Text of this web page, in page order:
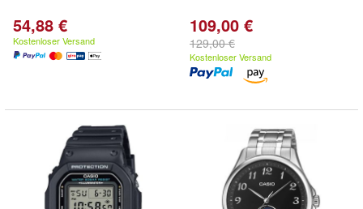
54,88 €
Kostenloser Versand
109,00 €
129,00 €
Kostenloser Versand